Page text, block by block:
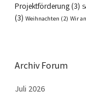
Projektförderung(3)
(3) Weihnachten (2) Wir
Archiv Forum
Juli 2026